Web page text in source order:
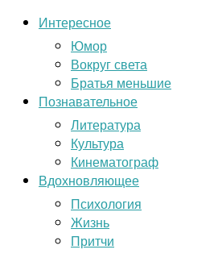
Интересное
Юмор
Вокруг света
Братья меньшие
Познавательное
Литература
Культура
Кинематограф
Вдохновляющее
Психология
Жизнь
Притчи